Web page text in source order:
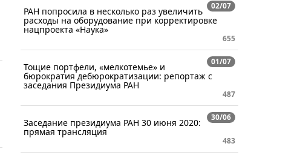
02/07
РАН попросила в несколько раз увеличить
расходы на оборудование при корректировке
нацпроекта «Наука»
655
01/07
Тощие портфели, «мелкотемье» и
бюрократия дебюрократизации: репортаж с
заседания Президиума РАН
487
30/06
Заседание президиума РАН 30 июня 2020:
прямая трансляция
483